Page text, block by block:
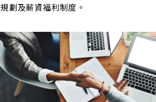
規劃及薪資福利制度。